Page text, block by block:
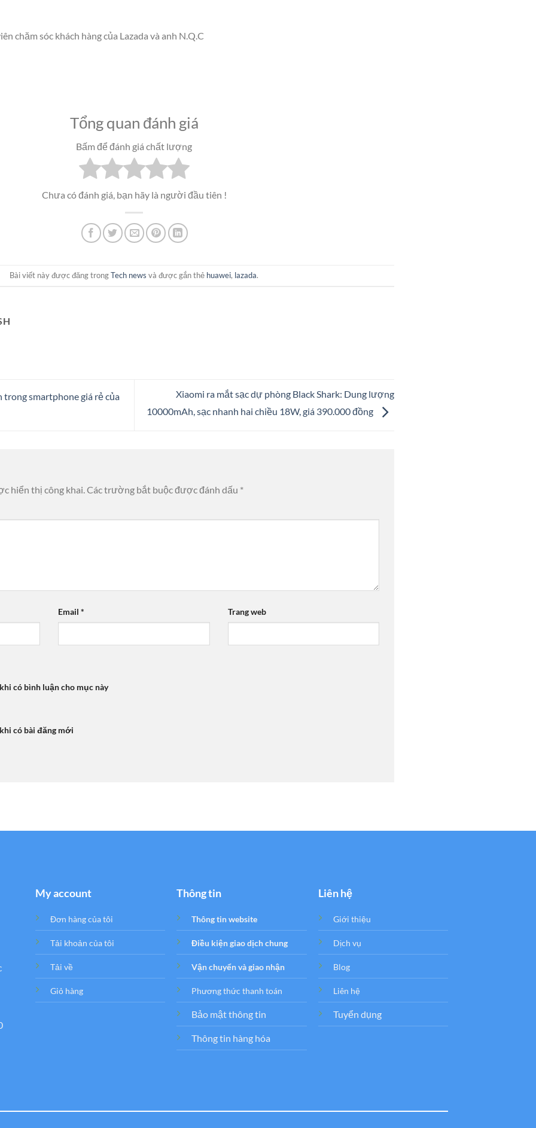
chăm sóc khách hàng của Lazada và anh N.Q.C
Tổng quan đánh giá
Bấm để đánh giá chất lượng
Chưa có đánh giá, bạn hãy là người đầu tiên !
Bài viết này được đăng trongTech news và được gắn thẻ huawei, lazada.
trong smartphone giá rẻ của
Xiaomi ra mắt sạc dự phòng Black Shark: Dung lượng
10000mAh, sạc nhanh hai chiều 18W, giá 390.000 đồng
hiển thị công khai.Các trường bắt buộc được đánh dấu *
Email* Trang web
có bình luận cho mục này
có bài đăng mới
My account
Đơn hàng của tôi
Tải khoản của tôi
Tải về
Giỏ hàng
Thông tin
Thông tin website
Điều kiện giao dịch chung
Vận chuyển và giao nhận
Phương thức thanh toán
Bảo mật thông tin
Thông tin hàng hóa
Liên hệ
Giới thiệu
Dịch vụ
Blog
Liên hệ
Tuyển dụng